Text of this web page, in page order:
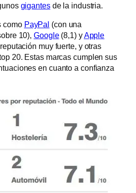
gigantesde la industria.
como PayPal (con una
10),Google(8,1) yApple
muy fuerte, y otras
20. Estas marcas cumplen sus
en cuanto a confianza